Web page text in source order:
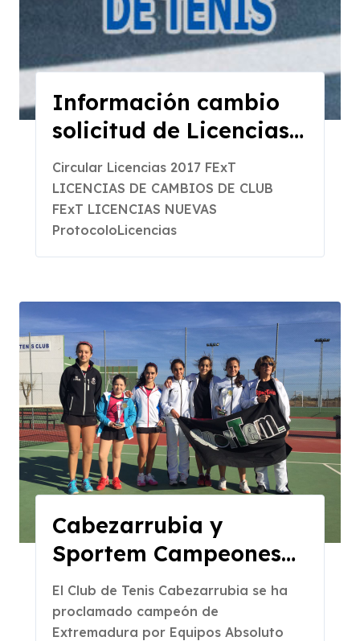
Información cambio
solicitud de Licencias
2017
Circular Licencias 2017 FExT
LICENCIAS DE CAMBIOS DE CLUB
FExT LICENCIAS NUEVAS
ProtocoloLicencias
Cabezarrubia y
Sportem Campeones
de Extremadura por
Equipos Absoluto
El Club de Tenis Cabezarrubia se ha
proclamado campeón de
Extremadura por Equipos Absoluto